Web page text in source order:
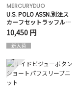
MERCURYDUO
U.S. POLO ASSN.別注ス
カーフセットラッフルリ
ブニット
10,450 円
9